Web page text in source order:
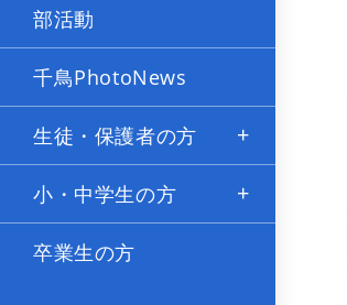
部活動
千鳥PhotoNews
生徒・保護者の方
小・中学生の方
卒業生の方